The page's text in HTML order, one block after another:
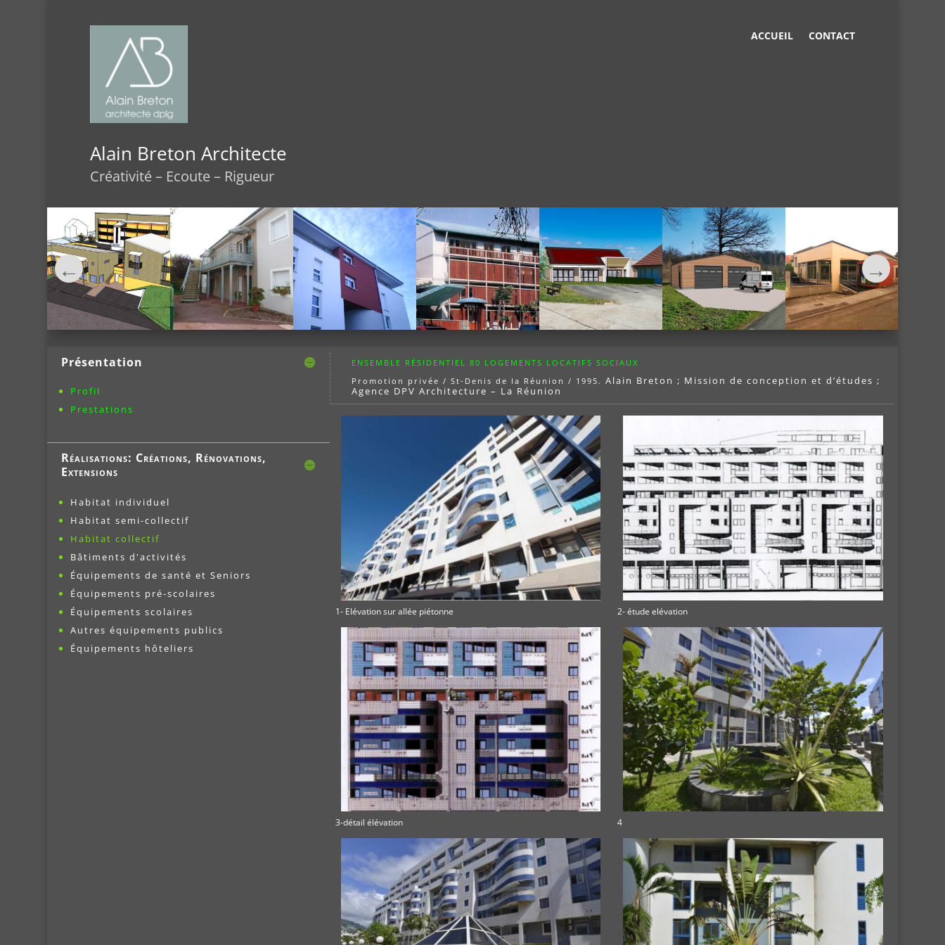
Alain Breton Architecte
Créativité – Ecoute – Rigueur
ACCUEIL CONTACT
Présentation
Profil
Prestations
Réalisations: Créations, Rénovations,
Extensions
Habitat individuel
Habitat semi-collectif
Habitat collectif
Bâtiments d'activités
Équipements de santé et Seniors
Équipements pré-scolaires
Équipements scolaires
Autres équipements publics
Équipements hôteliers
ENSEMBLE RÉSIDENTIEL 80 LOGEMENTS LOCATIFS SOCIAUX
Promotion privée / St-Denis de la Réunion / 1995. Alain Breton ; Mission de conception et d’études ;
Agence DPV Architecture – La Réunion
1- Elévation sur allée piétonne 2- étude elévation
3-détail élévation 4